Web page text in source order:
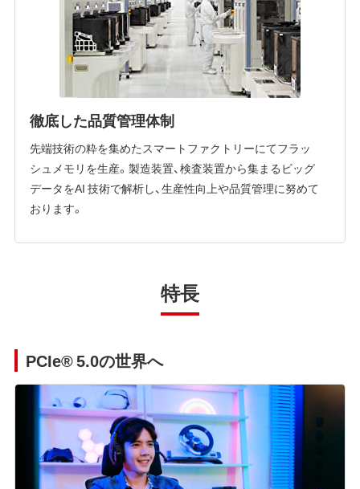
徹底した品質管理体制
先端技術の粋を集めたスマートファクトリーにてフラッ
シュメモリを生産。製造装置、検査装置から集まるビッグ
データをAI 技術で解析し、生産性向上や品質管理に努めて
おります。
特長
PCIe® 5.0の世界へ